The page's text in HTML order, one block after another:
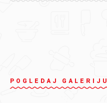
POGLEDAJ GALERIJU